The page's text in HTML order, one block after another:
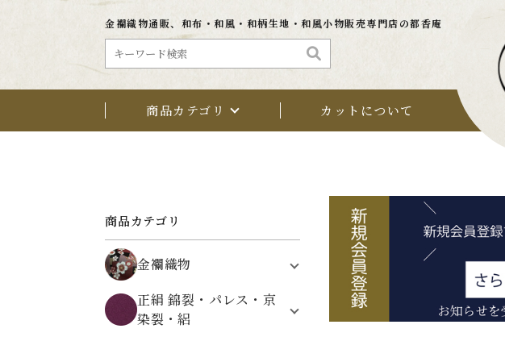
金襴織物通販、和布・和風・和柄生地・和風小物販売専門店の都香庵
商品カテゴリ カットについて
商品カテゴリ
金襴織物
植物文様
鳥・動物・昆虫文様
架空の文様
正絹 錦裂・パレス・京
染裂・絽